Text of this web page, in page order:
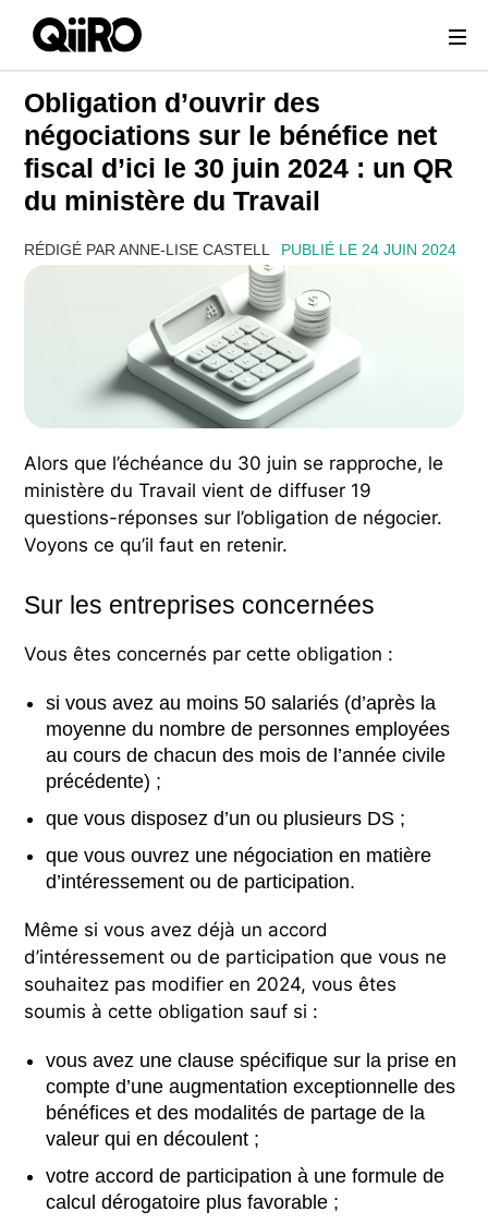
Webflow Homepage
Obligation d’ouvrir des
négociations sur le bénéfice net
fiscal d’ici le 30 juin 2024 : un QR
du ministère du Travail
RÉDIGÉ PAR ANNE-LISE CASTELL PUBLIÉ LE 24 JUIN 2024
Alors que l’échéance du 30 juin se rapproche, le
ministère du Travail vient de diffuser 19
questions-réponses sur l’obligation de négocier.
Voyons ce qu’il faut en retenir.
Sur les entreprises concernées
Vous êtes concernés par cette obligation :
si vous avez au moins 50 salariés (d’après la
moyenne du nombre de personnes employées
au cours de chacun des mois de l’année civile
précédente) ;
que vous disposez d’un ou plusieurs DS ;
que vous ouvrez une négociation en matière
d’intéressement ou de participation.
Même si vous avez déjà un accord
d’intéressement ou de participation que vous ne
souhaitez pas modifier en 2024, vous êtes
soumis à cette obligation sauf si :
vous avez une clause spécifique sur la prise en
compte d’une augmentation exceptionnelle des
bénéfices et des modalités de partage de la
valeur qui en découlent ;
votre accord de participation à une formule de
calcul dérogatoire plus favorable ;